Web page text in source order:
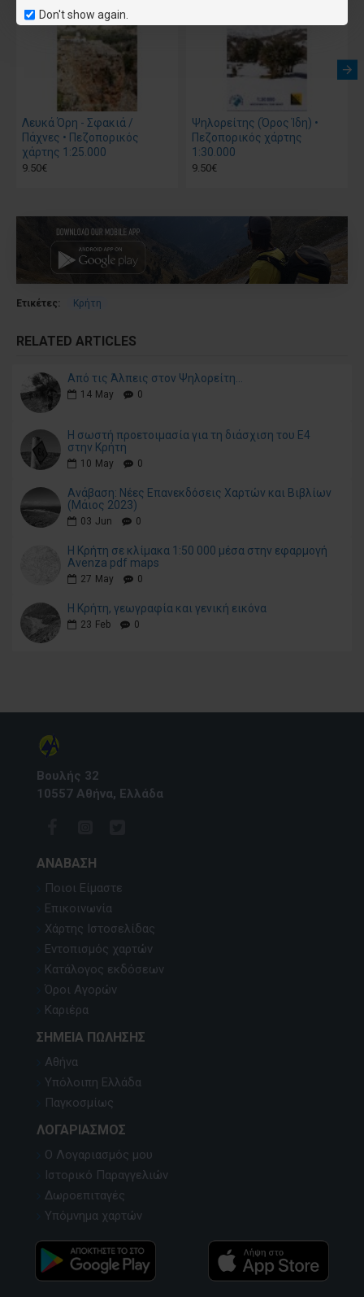
Don't show again.
Λευκά Όρη - Σφακιά /
Πάχνες • Πεζοπορικός
χάρτης 1:25.000
9.50€
Ψηλορείτης (Όρος Ίδη) •
Πεζοπορικός χάρτης
1:30.000
9.50€
Ετικέτες: Κρήτη
RELATED ARTICLES
Aπό τις Άλπεις στον Ψηλορείτη...
14 May 0
H σωστή προετοιμασία για τη διάσχιση του Ε4
στην Κρήτη
10 May 0
Ανάβαση: Νέες Επανεκδόσεις Χαρτών και Βιβλίων
(Μάιος 2023)
03 Jun 0
Η Κρήτη σε κλίμακα 1:50 000 μέσα στην εφαρμογή
Avenza pdf maps
27 May 0
Η Κρήτη, γεωγραφία και γενική εικόνα
23 Feb 0
Βουλής 32
10557 Αθήνα, Ελλάδα
ΑΝΆΒΑΣΗ
Ποιοι Είμαστε
Επικοινωνία
Χάρτης Ιστοσελίδας
Εντοπισμός χαρτών
Κατάλογος εκδόσεων
Όροι Αγορών
Καριέρα
ΣΗΜΕΊΑ ΠΏΛΗΣΗΣ
Αθήνα
Υπόλοιπη Ελλάδα
Παγκοσμίως
ΛΟΓΑΡΙΑΣΜΌΣ
Ο Λογαριασμός μου
Ιστορικό Παραγγελιών
Δωροεπιταγές
Υπόμνημα χαρτών